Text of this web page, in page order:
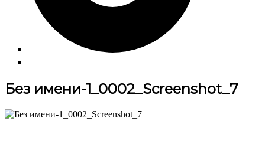
Без имени-1_0002_Screenshot_7